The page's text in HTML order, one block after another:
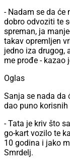
- Nadam se da će
dobro odvoziti te
spreman, ja
takav opremljen
jedno iza drugog,
me prođe - kazao
Oglas
Sanja se nada da
dao puno korisnih
- Tata je kriv što
go-kart vozilo te
10 godina i jako
Smrdelj.